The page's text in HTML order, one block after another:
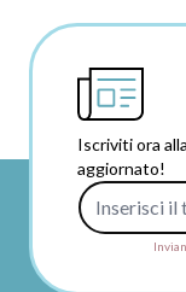
Iscriviti ora
aggiornato!